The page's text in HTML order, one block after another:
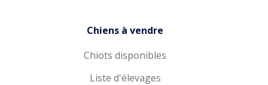
Chiens à vendre
Chiots disponibles
Liste d'élevages